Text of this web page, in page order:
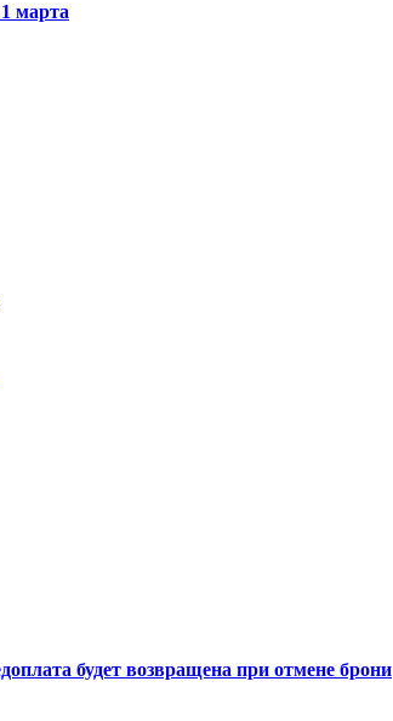
марта
будет возвращена при отмене брони